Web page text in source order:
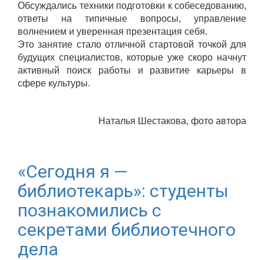
Обсуждались техники подготовки к собеседованию,
ответы на типичные вопросы, управление
волнением и уверенная презентация себя.
Это занятие стало отличной стартовой точкой для
будущих специалистов, которые уже скоро начнут
активный поиск работы и развитие карьеры в
сфере культуры.
Наталья Шестакова, фото автора
«Сегодня я —
библиотекарь»: студенты
познакомились с
секретами библиотечного
дела